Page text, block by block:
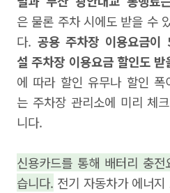
은 물론 주차 시에도 받을 수
다. 공용 주차장 이용요금
설 주차장 이용요금 할인도
에 따라 할인 유무나 할인 폭
는 주차장 관리소에 미리 체
니다.
신용카드를 통해 배터리 충
습니다. 전기 자동차가 에너